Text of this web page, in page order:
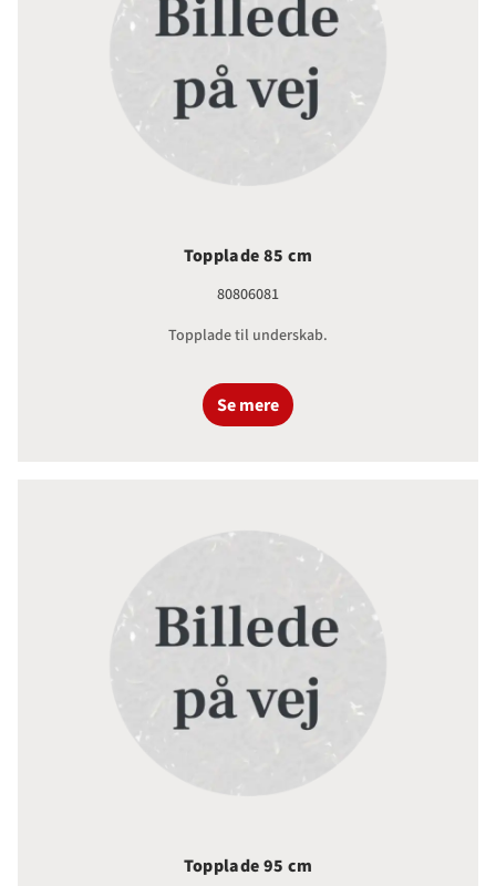
Topplade 85 cm
80806081
Topplade til underskab.
Se mere
Topplade 95 cm